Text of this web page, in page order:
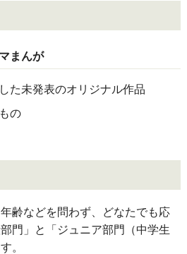
まんが
た未発表のオリジナル作品
の
齢などを問わず、どなたでも応
門」と「ジュニア部門（中学生
。